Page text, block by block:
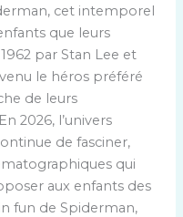
cet intemporel
que leurs
par Stan Lee et
le héros préféré
de leurs
2026, l’univers
de fasciner,
qui
aux enfants des
fun de Spiderman,